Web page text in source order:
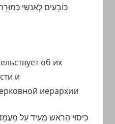
כּוֹבָעִיםלְאַנשֵי
об их
и
иерархии
כִּיסוּי הַרֹאש מֵעִיד עַל